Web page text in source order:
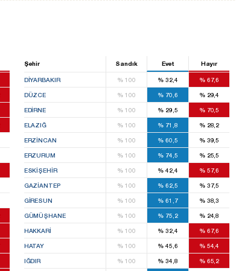
Şehir Sandık Evet Hayır
DIYARBAKIR % 100 % 32,4 %67,6
DÜZCE % 100 % 70,6 %29,4
EDIRNE % 100 % 29,5 %70,5
ELAZIĞ % 100 % 71,8 %28,2
ERZINCAN % 100 % 60,5 %39,5
ERZURUM % 100 % 74,5 %25,5
ESKIŞEHIR % 100 % 42,4 %57,6
GAZIANTEP % 100 % 62,5 %37,5
GIRESUN % 100 % 61,7 %38,3
GÜMÜŞHANE % 100 % 75,2 %24,8
HAKKARI % 100 % 32,4 %67,6
HATAY % 100 % 45,6 %54,4
IĞDIR % 100 % 34,8 %65,2